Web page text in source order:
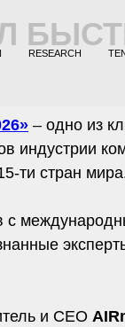
RESEARCH
– одно из
индустрии
ти стран
с
и CEO